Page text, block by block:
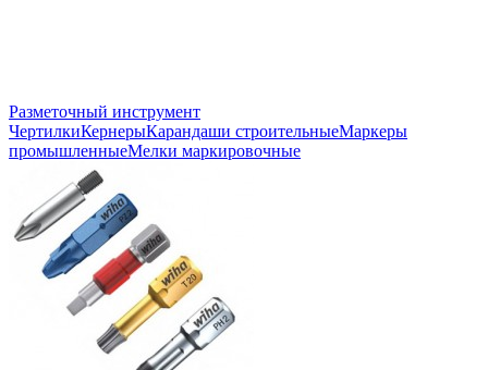
Разметочный инструмент
ЧертилкиКернерыКарандаши строительныеМаркеры
промышленныеМелки маркировочные